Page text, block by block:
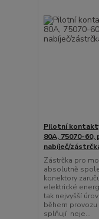
Pilotní
80A, 75070-
nabíječ/
Zástrčka pro
absolutně
konektory
elektrické
tak nejvyšší
během provozu
splňují neje...